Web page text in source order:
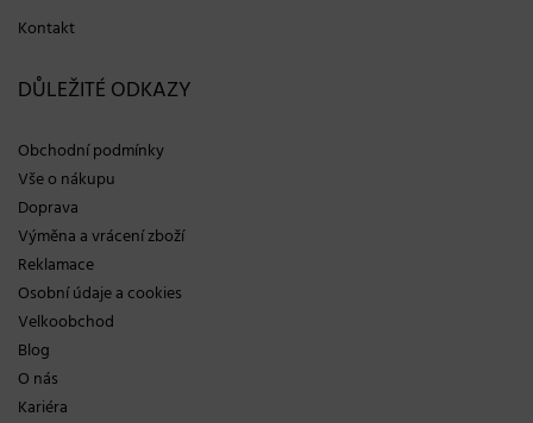
Kontakt
DŮLEŽITÉ ODKAZY
Obchodní podmínky
Vše o nákupu
Doprava
Výměna a vrácení zboží
Reklamace
Osobní údaje a cookies
Velkoobchod
Blog
O nás
Kariéra